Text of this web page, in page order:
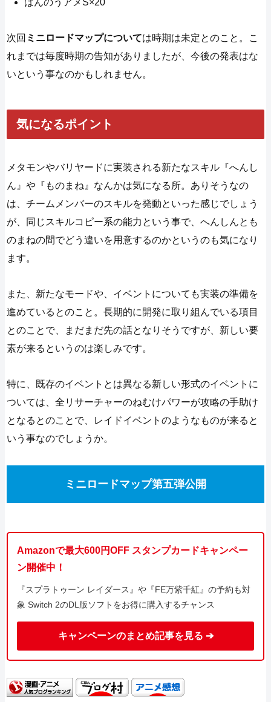
ばんのうアメS×20
次回 ミニロードマップについては時期は未定とのこと。こ
れまでは毎度時期の告知がありましたが、今後の発表はな
いという事なのかもしれません。
気になるポイント
メタモンやバリヤードに実装される新たなスキル『へんし
ん』や『ものまね』なんかは気になる所。ありそうなの
は、チームメンバーのスキルを発動といった感じでしょう
が、同じスキルコピー系の能力という事で、へんしんとも
のまねの間でどう違いを用意するのかというのも気になり
ます。
また、新たなモードや、イベントについても実装の準備を
進めているとのこと。長期的に開発に取り組んでいる項目
とのことで、まだまだ先の話となりそうですが、新しい要
素が来るというのは楽しみです。
特に、既存のイベントとは異なる新しい形式のイベントに
ついては、全リサーチャーのねむけパワーが攻略の手助け
となるとのことで、レイドイベントのようなものが来ると
いう事なのでしょうか。
ミニロードマップ第五弾公開
Amazonで最大600円OFF スタンプカードキャンペー
ン開催中！
『スプラトゥーン レイダース』や『FE万紫千紅』の予約も対
象 Switch 2のDL版ソフトをお得に購入するチャンス
キャンペーンのまとめ記事を見る ➔